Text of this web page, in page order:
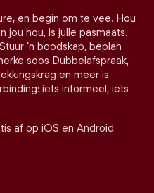
en begin om te vee. Hou
jou hou, is julle pasmaats.
’n boodskap, beplan
soos Dubbelafspraak,
en meer is
iets informeel, iets
af op iOS en Android.